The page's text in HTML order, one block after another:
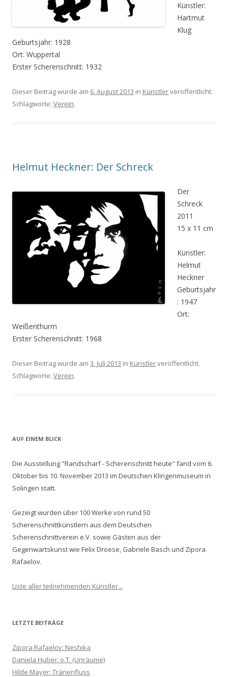
Künstler:
Hartmut
Klug
Geburtsjahr: 1928
Ort: Wuppertal
Erster Scherenschnitt: 1932
Dieser Beitrag wurde am 6. August 2013 in Künstlerveröffentlicht.
Schlagworte: Verein.
Helmut Heckner: Der Schreck
Der
Schreck
2011
15 x 11 cm
Künstler:
Helmut
Heckner
Geburtsjahr
: 1947
Ort:
Weißenthurm
Erster Scherenschnitt: 1968
Dieser Beitrag wurde am 3. Juli 2013 in Künstlerveröffentlicht.
Schlagworte: Verein.
AUF EINEM BLICK
Die Ausstellung "Randscharf - Scherenschnitt heute" fand vom 6.
Oktober bis 10. November 2013 im Deutschen Klingenmuseum in
Solingen statt.
Gezeigt wurden über 100 Werke von rund 50
Scherenschnittkünstlern aus dem Deutschen
Scherenschnittverein e.V. sowie Gästen aus der
Gegenwartskunst wie Felix Droese, Gabriele Basch und Zipora
Rafaelov.
Liste aller teilnehmenden Künstler...
LETZTE BEITRÄGE
Zipora Rafaelov: Neshika
Daniela Huber: o.T. (Unräume)
Hilde Mayer: Tränenfluss